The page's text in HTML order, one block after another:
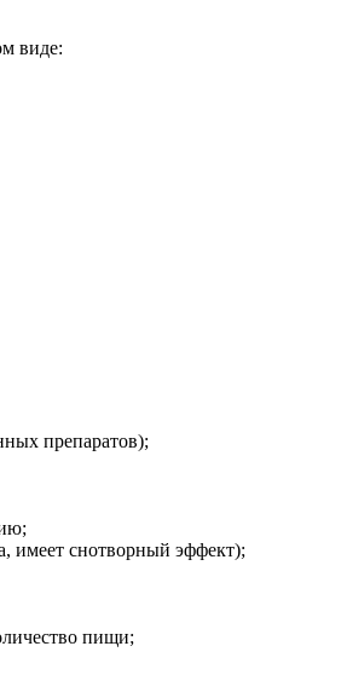
виде:
препаратов);
имеет снотворный эффект);
пищи;